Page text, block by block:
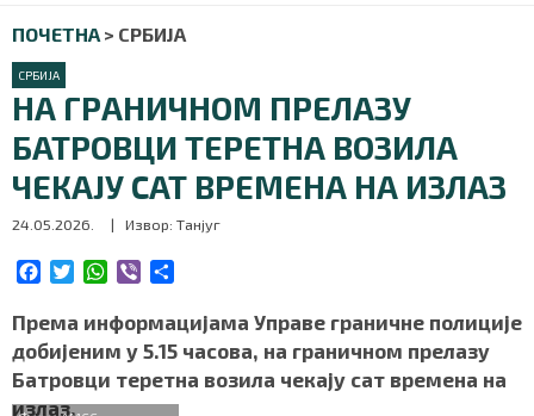
ПОЧЕТНА > СРБИЈА
СРБИЈА
НА ГРАНИЧНОМ ПРЕЛАЗУ
БАТРОВЦИ ТЕРЕТНА ВОЗИЛА
ЧЕКАЈУ САТ ВРЕМЕНА НА ИЗЛАЗ
24.05.2026. | Извор: Танјуг
c
e
b
o
i
t
t
e
W
a
t
s
A
b
e
r
a
r
e
Према информацијама Управе граничне полиције
добијеним у 5.15 часова, на граничном прелазу
Батровци теретна возила чекају сат времена на
излаз.
НАСЛОВНА
НАЈНОВИЈЕ
НОВИ САД
ПОДКАСТ
ЗЕЛЕНИ ГРАД
ВИДЕО
СПЕЦИЈАЛИ